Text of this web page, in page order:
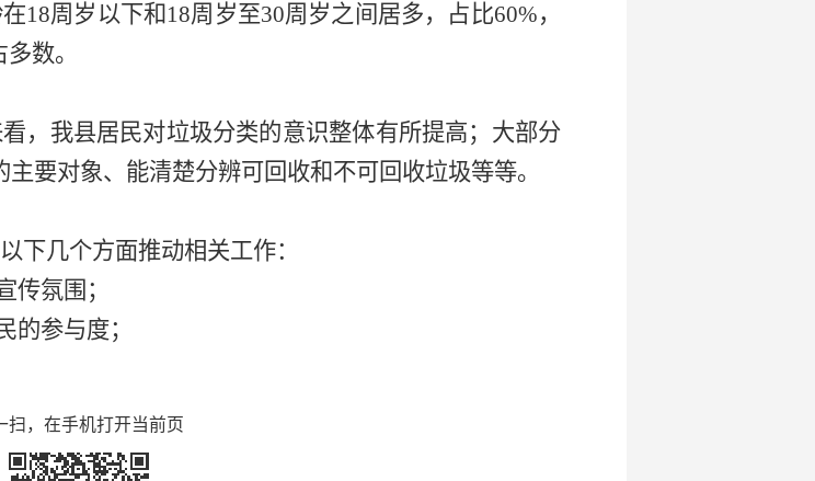
18周岁以下和18周岁至30周岁之间居多，占比60%，
数。
，我县居民对垃圾分类的意识整体有所提高；大部分
要对象、能清楚分辨可回收和不可回收垃圾等等。
下几个方面推动相关工作：
传氛围；
的参与度；
扫，在手机打开当前页